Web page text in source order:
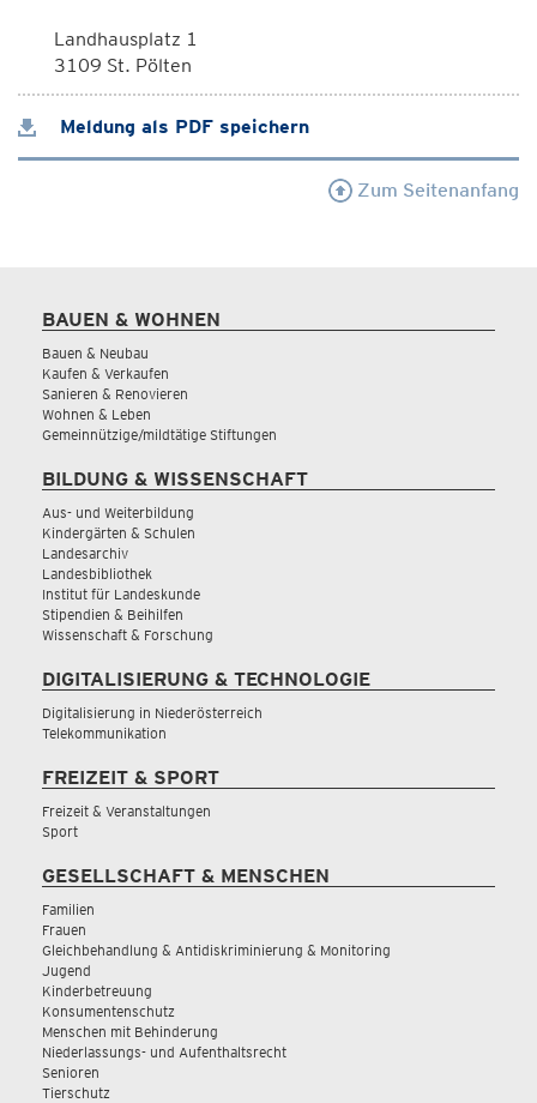
Landhausplatz 1
3109 St. Pölten
Meldung als PDF speichern
Zum Seitenanfang
BAUEN & WOHNEN
Bauen & Neubau
Kaufen & Verkaufen
Sanieren & Renovieren
Wohnen & Leben
Gemeinnützige/mildtätige Stiftungen
BILDUNG & WISSENSCHAFT
Aus- und Weiterbildung
Kindergärten & Schulen
Landesarchiv
Landesbibliothek
Institut für Landeskunde
Stipendien & Beihilfen
Wissenschaft & Forschung
DIGITALISIERUNG & TECHNOLOGIE
Digitalisierung in Niederösterreich
Telekommunikation
FREIZEIT & SPORT
Freizeit & Veranstaltungen
Sport
GESELLSCHAFT & MENSCHEN
Familien
Frauen
Gleichbehandlung & Antidiskriminierung & Monitoring
Jugend
Kinderbetreuung
Konsumentenschutz
Menschen mit Behinderung
Niederlassungs- und Aufenthaltsrecht
Senioren
Tierschutz